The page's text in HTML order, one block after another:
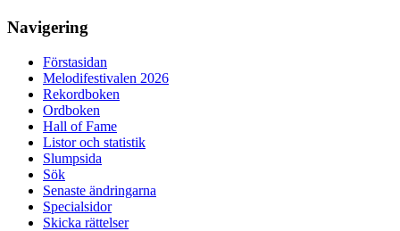
Navigering
Förstasidan
Melodifestivalen 2026
Rekordboken
Ordboken
Hall of Fame
Listor och statistik
Slumpsida
Sök
Senaste ändringarna
Specialsidor
Skicka rättelser